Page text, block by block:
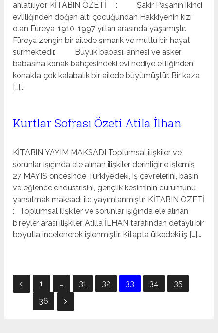
anlatılıyor. KİTABIN ÖZETİ : Şakir Paşanın ikinci
evliliğinden doğan altı çocuğundan Hakkiye’nin kızı
olan Füreya, 1910-1997 yılları arasında yaşamıştır.
Füreya zengin bir ailede şımarık ve mutlu bir hayat
sürmektedir. Büyük babası, annesi ve asker
babasına konak bahçesindeki evi hediye ettiğinden,
konakta çok kalabalık bir ailede büyümüştür. Bir kaza
[…]...
Kurtlar Sofrası Özeti Atila İlhan
KİTABIN YAYIM MAKSADI Toplumsal ilişkiler ve
sorunlar ışığında ele alınan ilişkiler derinliğine işlemiş
27 MAYIS öncesinde Türkiye’deki, iş çevrelerini, basın
ve eğlence endüstrisini, gençlik kesiminin durumunu
yansıtmak maksadı ile yayımlanmıştır. KİTABIN ÖZETİ
: Toplumsal ilişkiler ve sorunlar ışığında ele alınan
bireyler arası ilişkiler, Atilla İLHAN tarafından detaylı bir
boyutla incelenerek işlenmiştir. Kitapta ülkedeki iş […]...
Yazı
sayfalandırması
1 … 31 32 33 34
35
36